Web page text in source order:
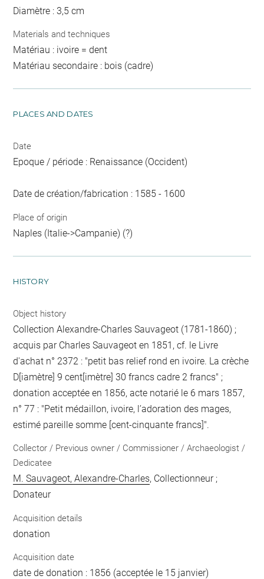
Diamètre : 3,5 cm
Materials and techniques
Matériau : ivoire = dent
Matériau secondaire : bois (cadre)
PLACES AND DATES
Date
Epoque / période : Renaissance (Occident)
Date de création/fabrication : 1585 - 1600
Place of origin
Naples (Italie->Campanie) (?)
HISTORY
Object history
Collection Alexandre-Charles Sauvageot (1781-1860) ;
acquis par Charles Sauvageot en 1851, cf. le Livre
d'achat n° 2372 : "petit bas relief rond en ivoire. La crèche
D[iamètre] 9 cent[imètre] 30 francs cadre 2 francs" ;
donation acceptée en 1856, acte notarié le 6 mars 1857,
n° 77 : "Petit médaillon, ivoire, l’adoration des mages,
estimé pareille somme [cent-cinquante francs]".
Collector / Previous owner / Commissioner / Archaeologist /
Dedicatee
M. Sauvageot, Alexandre-Charles, Collectionneur ;
Donateur
Acquisition details
donation
Acquisition date
date de donation : 1856 (acceptée le 15 janvier)